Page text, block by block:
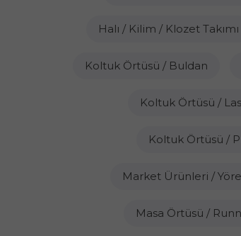
Halı / Kilim / Klozet Takımı
Koltuk Örtüsü / Buldan
Koltuk Örtüsü /
Koltuk Örtüsü /
Market Ürünleri /
Masa Örtüsü /